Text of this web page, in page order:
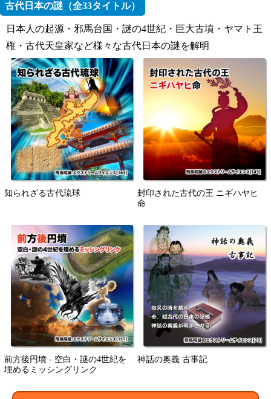
古代日本の謎（全33タイトル）
日本人の起源・邪馬台国・謎の4世紀・巨大古墳・ヤマト王
権・古代天皇家など様々な古代日本の謎を解明
知られざる古代琉球
封印された古代の王 ニギハヤヒ
命
前方後円墳 - 空白・謎の4世紀を
埋めるミッシングリンク
神話の奥義 古事記